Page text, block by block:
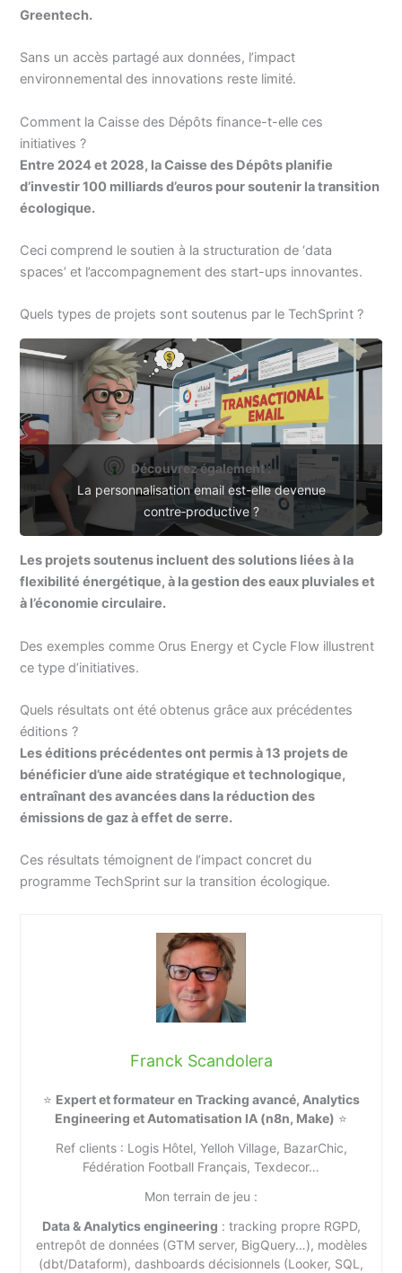
Greentech.
Sans un accès partagé aux données, l’impact
environnemental des innovations reste limité.
Comment la Caisse des Dépôts finance-t-elle ces
initiatives ?
Entre 2024 et 2028, la Caisse des Dépôts planifie
d’investir 100 milliards d’euros pour soutenir la transition
écologique.
Ceci comprend le soutien à la structuration de ‘data
spaces’ et l’accompagnement des start-ups innovantes.
Quels types de projets sont soutenus par le TechSprint ?
Découvrez également :
La personnalisation email est-elle devenue
contre‑productive ?
Les projets soutenus incluent des solutions liées à la
flexibilité énergétique, à la gestion des eaux pluviales et
à l’économie circulaire.
Des exemples comme Orus Energy et Cycle Flow illustrent
ce type d’initiatives.
Quels résultats ont été obtenus grâce aux précédentes
éditions ?
Les éditions précédentes ont permis à 13 projets de
bénéficier d’une aide stratégique et technologique,
entraînant des avancées dans la réduction des
émissions de gaz à effet de serre.
Ces résultats témoignent de l’impact concret du
programme TechSprint sur la transition écologique.
Franck Scandolera
⭐ Expert et formateur en Tracking avancé, Analytics
Engineering et Automatisation IA (n8n, Make) ⭐
Ref clients : Logis Hôtel, Yelloh Village, BazarChic,
Fédération Football Français, Texdecor…
Mon terrain de jeu :
Data & Analytics engineering : tracking propre RGPD,
entrepôt de données (GTM server, BigQuery…), modèles
(dbt/Dataform), dashboards décisionnels (Looker, SQL,